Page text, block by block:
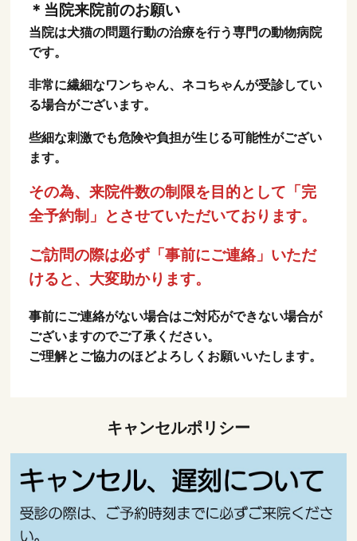
＊当院来院前のお願い
当院は犬猫の問題行動の治療を行う専門の動物病院
です。
非常に繊細なワンちゃん、ネコちゃんが受診してい
る場合がございます。
些細な刺激でも危険や負担が生じる可能性がござい
ます。
その為、来院件数の制限を目的として「完
全予約制」とさせていただいております。
ご訪問の際は必ず「事前にご連絡」いただ
けると、大変助かります。
事前にご連絡がない場合はご対応ができない場合が
ございますのでご了承ください。
ご理解とご協力のほどよろしくお願いいたします。
キャンセルポリシー